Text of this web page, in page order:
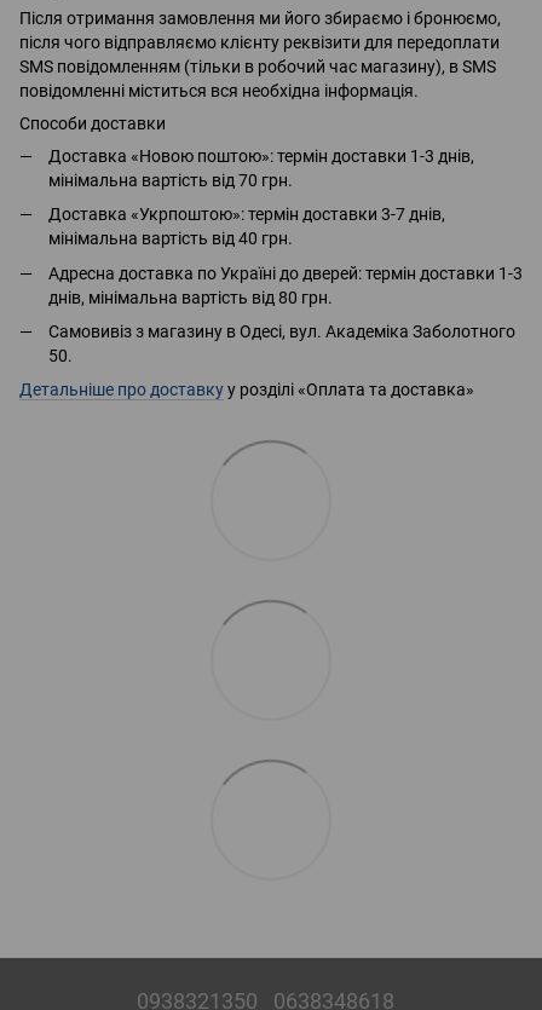
Після отримання замовлення ми його збираємо і бронюємо,
після чого відправляємо клієнту реквізити для передоплати
SMS повідомленням (тільки в робочий час магазину), в SMS
повідомленні міститься вся необхідна інформація.
Способи доставки
Доставка «Новою поштою»: термін доставки 1-3 днів,
мінімальна вартість від 70 грн.
Доставка «Укрпоштою»: термін доставки 3-7 днів,
мінімальна вартість від 40 грн.
Адресна доставка по Україні до дверей: термін доставки 1-3
днів, мінімальна вартість від 80 грн.
Самовивіз з магазину в Одесі, вул. Академіка Заболотного
50.
Детальніше про доставкуу розділі «Оплата та доставка»
0938321350 0638348618